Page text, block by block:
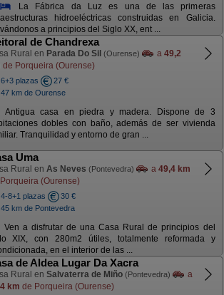
La Fábrica da Luz es una de las primeras
hidroeléctricas construidas en Galicia.
a principios del Siglo XX, ent ...
de Chandrexa
Rural en Parada Do Sil (Ourense) a 49,2
de Porqueira (Ourense)
6+3 plazas
27 €
47 km de Ourense
Antigua casa en piedra y madera. Dispone de 3
dobles con baño, además de ser vivienda
Tranquilidad y entorno de gran ...
Uma
Rural en As Neves (Pontevedra) a 49,4 km
(Ourense)
4-8+1 plazas
30 €
45 km de Pontevedra
Ven a disfrutar de una Casa Rural de principios del
XIX, con 280m2 útiles, totalmente reformada y
en el interior de las ...
de Aldea Lugar Da Xacra
Rural en Salvaterra de Miño (Pontevedra)
a
km de Porqueira (Ourense)